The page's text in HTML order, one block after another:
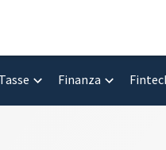
Finanza